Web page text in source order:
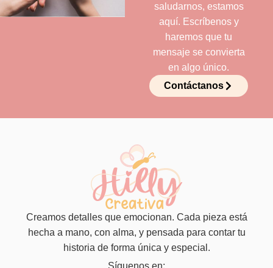
saludarnos, estamos
aquí. Escríbenos y
haremos que tu
mensaje se convierta
en algo único.
Contáctanos
Creamos detalles que emocionan. Cada pieza está
hecha a mano, con alma, y pensada para contar tu
historia de forma única y especial.
Síguenos en: